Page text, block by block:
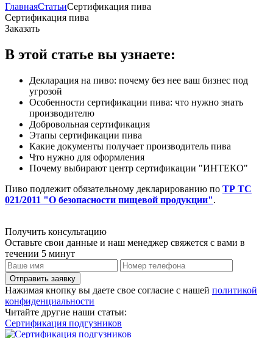
ГлавнаяСтатьиСертификация пива
Сертификация пива
Заказать
В этой статье вы узнаете:
Декларация на пиво: почему без нее ваш бизнес под
угрозой
Особенности сертификации пива: что нужно знать
производителю
Добровольная сертификация
Этапы сертификации пива
Какие документы получает производитель пива
Что нужно для оформления
Почему выбирают центр сертификации "ИНТЕКО"
Пиво подлежит обязательному декларированию по ТР ТС
021/2011 "О безопасности пищевой продукции".
Получить консультацию
Оставьте свои данные и наш менеджер свяжется с вами в
течении 5 минут
Отправить заявку
Нажимая кнопку вы даете свое согласие с нашей политикой
конфиденциальности
Читайте другие наши статьи:
Сертификация подгузников